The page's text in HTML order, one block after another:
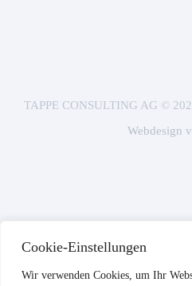
Cookie-Einstellungen
Wir verwenden Cookies, um Ihr
TAPPE CONSULTING AG ©
Webdesign